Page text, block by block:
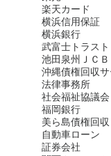
楽天カード
横浜信用保証
横浜銀行
武富士トラスト
池田泉州ＪＣＢ
沖縄債権回収サ
法律事務所
社会福祉協議会
福岡銀行
美ら島債権回収
自動車ローン
証券会社